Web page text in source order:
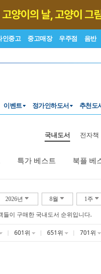
인중고 중고매장 우주점 음반
이벤트 정가인하도서 추천도
국내도서 전자책
특가 베스트 북플 베
2026년 8월 1주
들이 구매한 국내도서 순위입니다.
601위 651위 701위